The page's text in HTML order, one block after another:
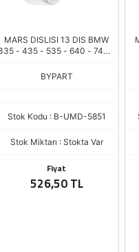
MARS DISLISI 13 DIS BMW
- 435 - 535 - 640 - 740 -
BYPART
Stok Kodu : B-UMD-5851
Stok Miktarı : Stokta Var
Fiyat
526,50 TL